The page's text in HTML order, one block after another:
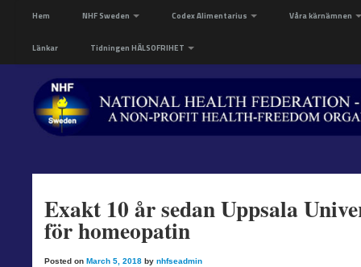
Hem NHF Sweden Codex Alimentarius Våra kärnämnen
Länkar Tidningen HÄLSOFRIHET
Exakt 10 år sedan Uppsala
för homeopatin
Posted on March 5, 2018 by nhfseadmin